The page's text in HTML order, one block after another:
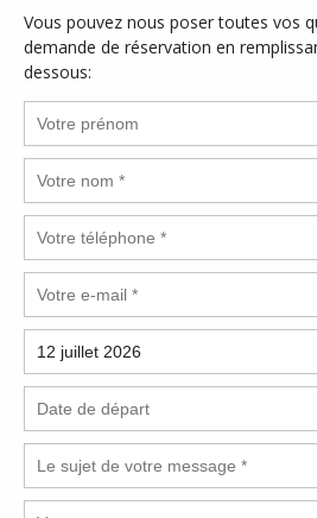
Vous pouvez nous poser toutes vos
demande de réservation en
dessous: